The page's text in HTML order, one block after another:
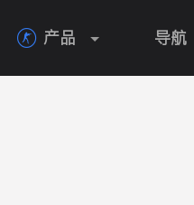
 产品 导航